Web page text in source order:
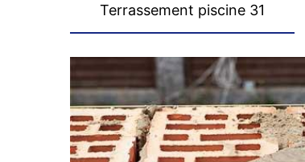
Terrassement piscine 31